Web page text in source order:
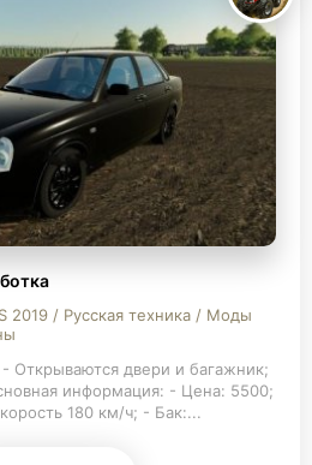
2019 / Русская техника / Моды
Открываются двери и багажник;
информация: - Цена: 5500;
180 км/ч; - Бак:...